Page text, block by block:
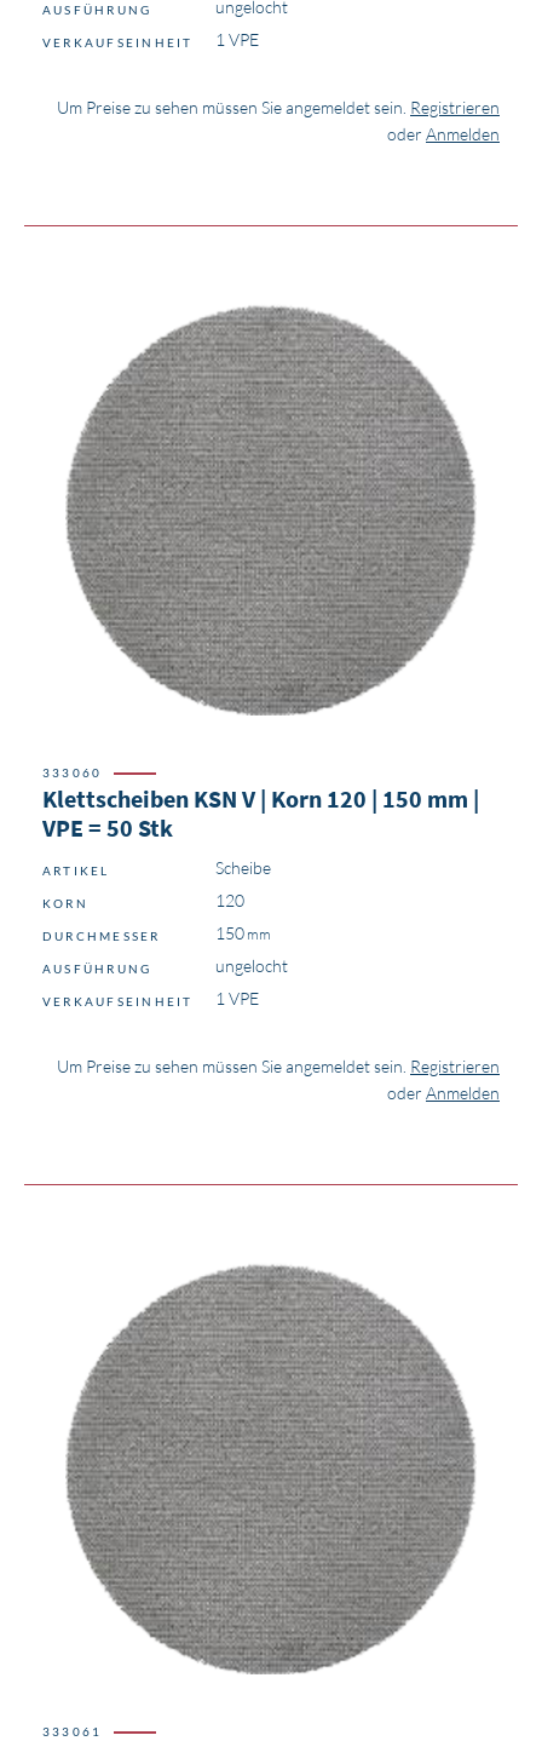
AUSFÜHRUNG ungelocht
VERKAUFSEINHEIT 1 VPE
Um Preise zu sehen müssen Sie angemeldet sein. Registrieren
oder Anmelden
333060
Klettscheiben KSN V | Korn 120 | 150 mm |
VPE = 50 Stk
ARTIKEL Scheibe
KORN 120
DURCHMESSER 150
AUSFÜHRUNG ungelocht
VERKAUFSEINHEIT 1 VPE
Um Preise zu sehen müssen Sie angemeldet sein. Registrieren
oder Anmelden
333061